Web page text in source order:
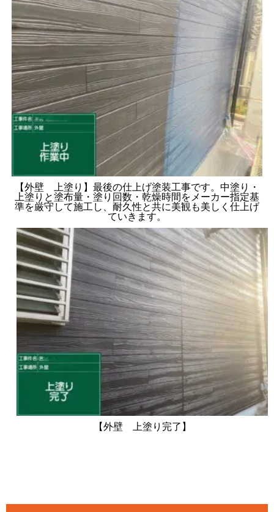
【外壁 上塗り】最後の仕上げ塗装工事です。中塗り・
上塗りと塗布量・塗り回数・乾燥時間をメーカー指定基
準を厳守して施工し、耐久性と共に美観も美しく仕上げ
ていきます。
【外壁 上塗り完了】